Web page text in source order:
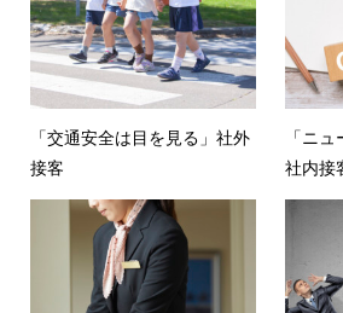
「交通安全は目を見る」社外
接客
「ニ
社内接